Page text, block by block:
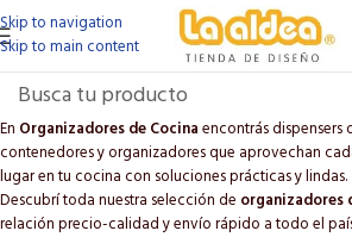
Skip to navigation
Skip to main content
En Organizadores de Cocinaencontrás dispensers
contenedores y organizadores que aprovechan
lugar en tu cocina con soluciones prácticas y lindas.
Descubrí toda nuestra selección de organizadores
relación precio-calidad y envío rápido a todo el